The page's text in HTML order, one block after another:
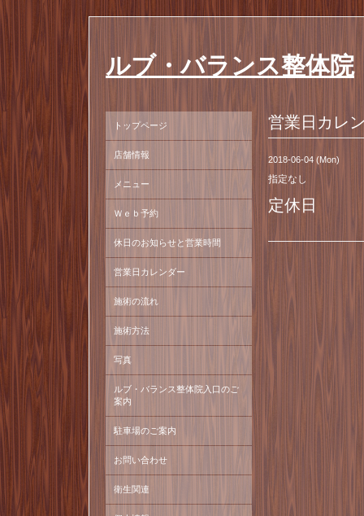
ルブ・バランス整体院
営業日カレ
2018-06-04 (Mon)
指定なし
定休日
トップページ
店舗情報
メニュー
Ｗｅｂ予約
休日のお知らせと営業時間
営業日カレンダー
施術の流れ
施術方法
写真
ルブ・バランス整体院入口のご
案内
駐車場のご案内
お問い合わせ
衛生関連